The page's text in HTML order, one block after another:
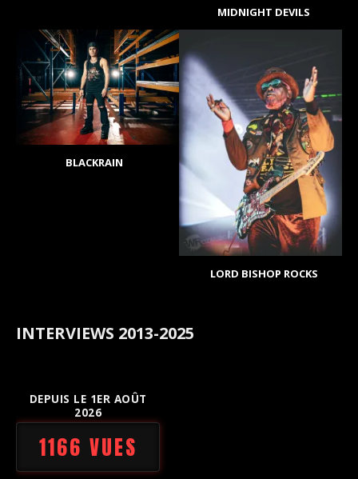
MIDNIGHT DEVILS
BLACKRAIN
LORD BISHOP ROCKS
INTERVIEWS 2013-2025
DEPUIS LE 1ER AOÛT
2026
1166 VUES